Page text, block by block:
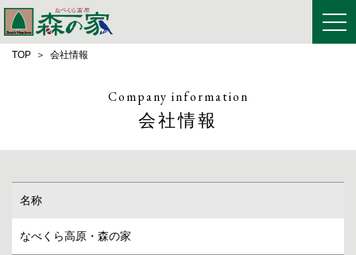
TOP 会社情報
Company information
会社情報
名称
なべくら高原・森の家